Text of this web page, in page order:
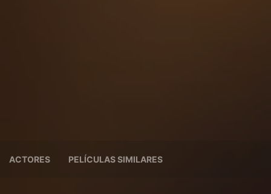
ACTORES PELÍCULAS SIMILARES